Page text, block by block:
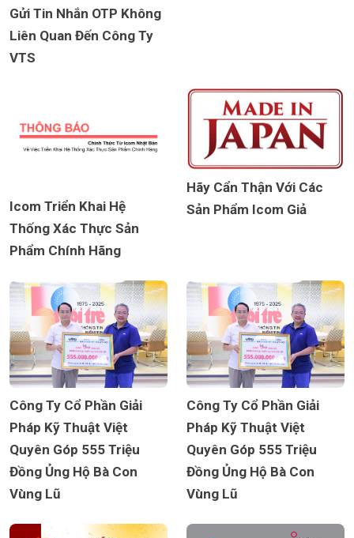
Gửi Tin Nhắn OTP Không
Liên Quan Đến Công Ty
VTS
Icom Triển Khai Hệ
Thống Xác Thực Sản
Phẩm Chính Hãng
Hãy Cẩn Thận Với Các
Sản Phẩm Icom Giả
Công Ty Cổ Phần Giải
Pháp Kỹ Thuật Việt
Quyên Góp 555 Triệu
Đồng Ủng Hộ Bà Con
Vùng Lũ
Công Ty Cổ Phần Giải
Pháp Kỹ Thuật Việt
Quyên Góp 555 Triệu
Đồng Ủng Hộ Bà Con
Vùng Lũ